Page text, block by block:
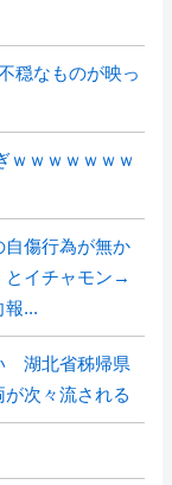
穏なものが映っ
ｗｗｗｗｗｗｗ
自傷行為が無か
とイチャモン→
報...
湖北省秭帰県
次々流される